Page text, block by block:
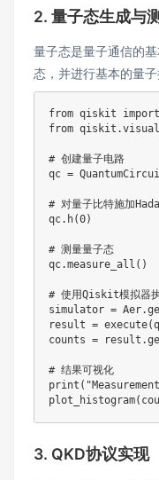
2. 量子态生成与
量子态是量子通信的
态，并进行基本的量子
from qiskit import
from qiskit .
# 创建量子电路
qc =
# 对量子比特施加
qc. h(0)
# 测量量子态
qc.measure_all ( )
# 使用Qiskit模拟器
simulator = Aer.
result = execute(
counts = result .
# 结果可视化
print (
plot_histogram(
3. QKD协议实现